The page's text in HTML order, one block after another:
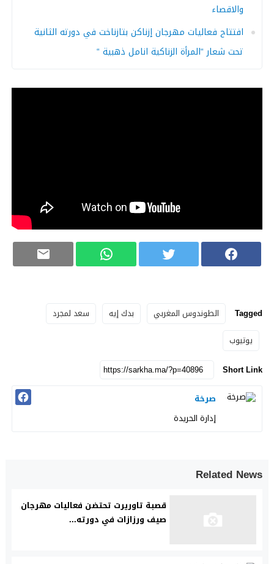
والاقصاء
افتتاح فعاليات مهرجان إزناكن بتازناخت في دورته الثانية
تحت شعار “المرأة الزناكية انامل ذهبية “
Tagged الطوندوس المغربي بدك إيه
سعد لمجرد
يوتيوب
Short Link
صرخة
إدارة الحريدة
Related News
قصبة تاوريرت تحتضن فعاليات مهرجان
صيف ورزازات في دورته...